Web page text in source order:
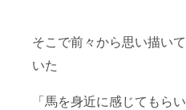
そこで前々から思い描いて
いた
「馬を身近に感じてもらい